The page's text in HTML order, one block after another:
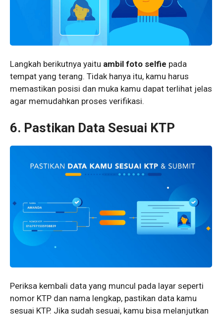
Langkah berikutnya yaitu ambil foto selfie pada
tempat yang terang. Tidak hanya itu, kamu harus
memastikan posisi dan muka kamu dapat terlihat jelas
agar memudahkan proses verifikasi.
6. Pastikan Data Sesuai KTP
Periksa kembali data yang muncul pada layar seperti
nomor KTP dan nama lengkap, pastikan data kamu
sesuai KTP. Jika sudah sesuai, kamu bisa melanjutkan